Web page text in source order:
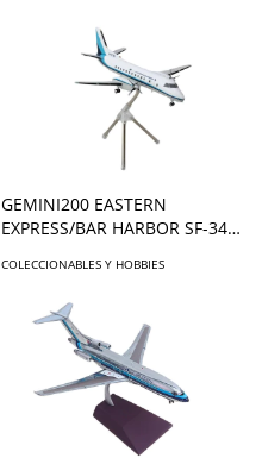
GEMINI200 EASTERN
EXPRESS/BAR HARBOR SF-340
COLECCIONABLES Y HOBBIES